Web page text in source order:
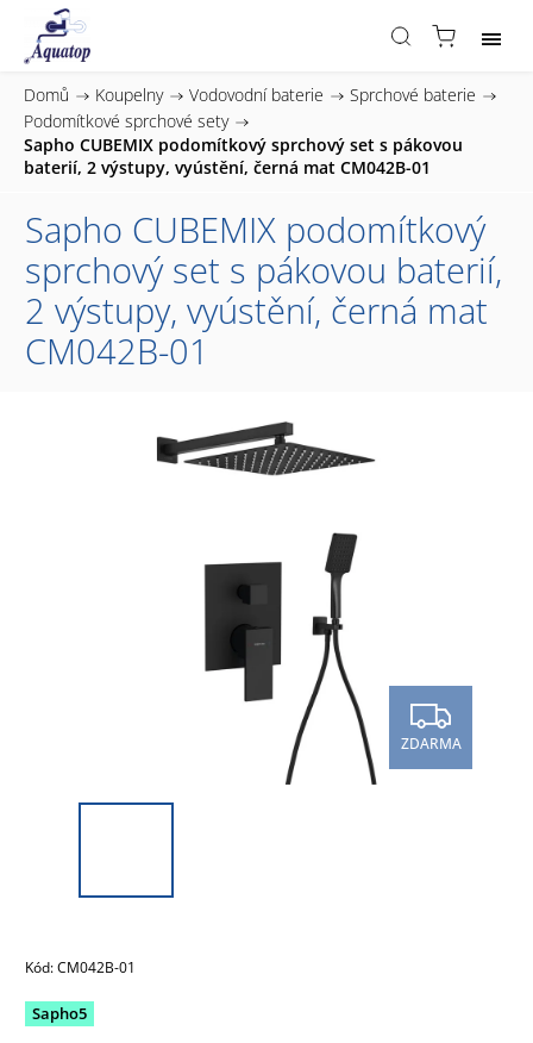
Domů / Koupelny / Vodovodní baterie / Sprchové baterie /
Podomítkové sprchové sety /
Sapho CUBEMIX podomítkový sprchový set s pákovou
baterií, 2 výstupy, vyústění, černá mat CM042B-01
Sapho CUBEMIX podomítkový
sprchový set s pákovou baterií,
2 výstupy, vyústění, černá mat
CM042B-01
ZDARMA
Kód:CM042B-01
Sapho5